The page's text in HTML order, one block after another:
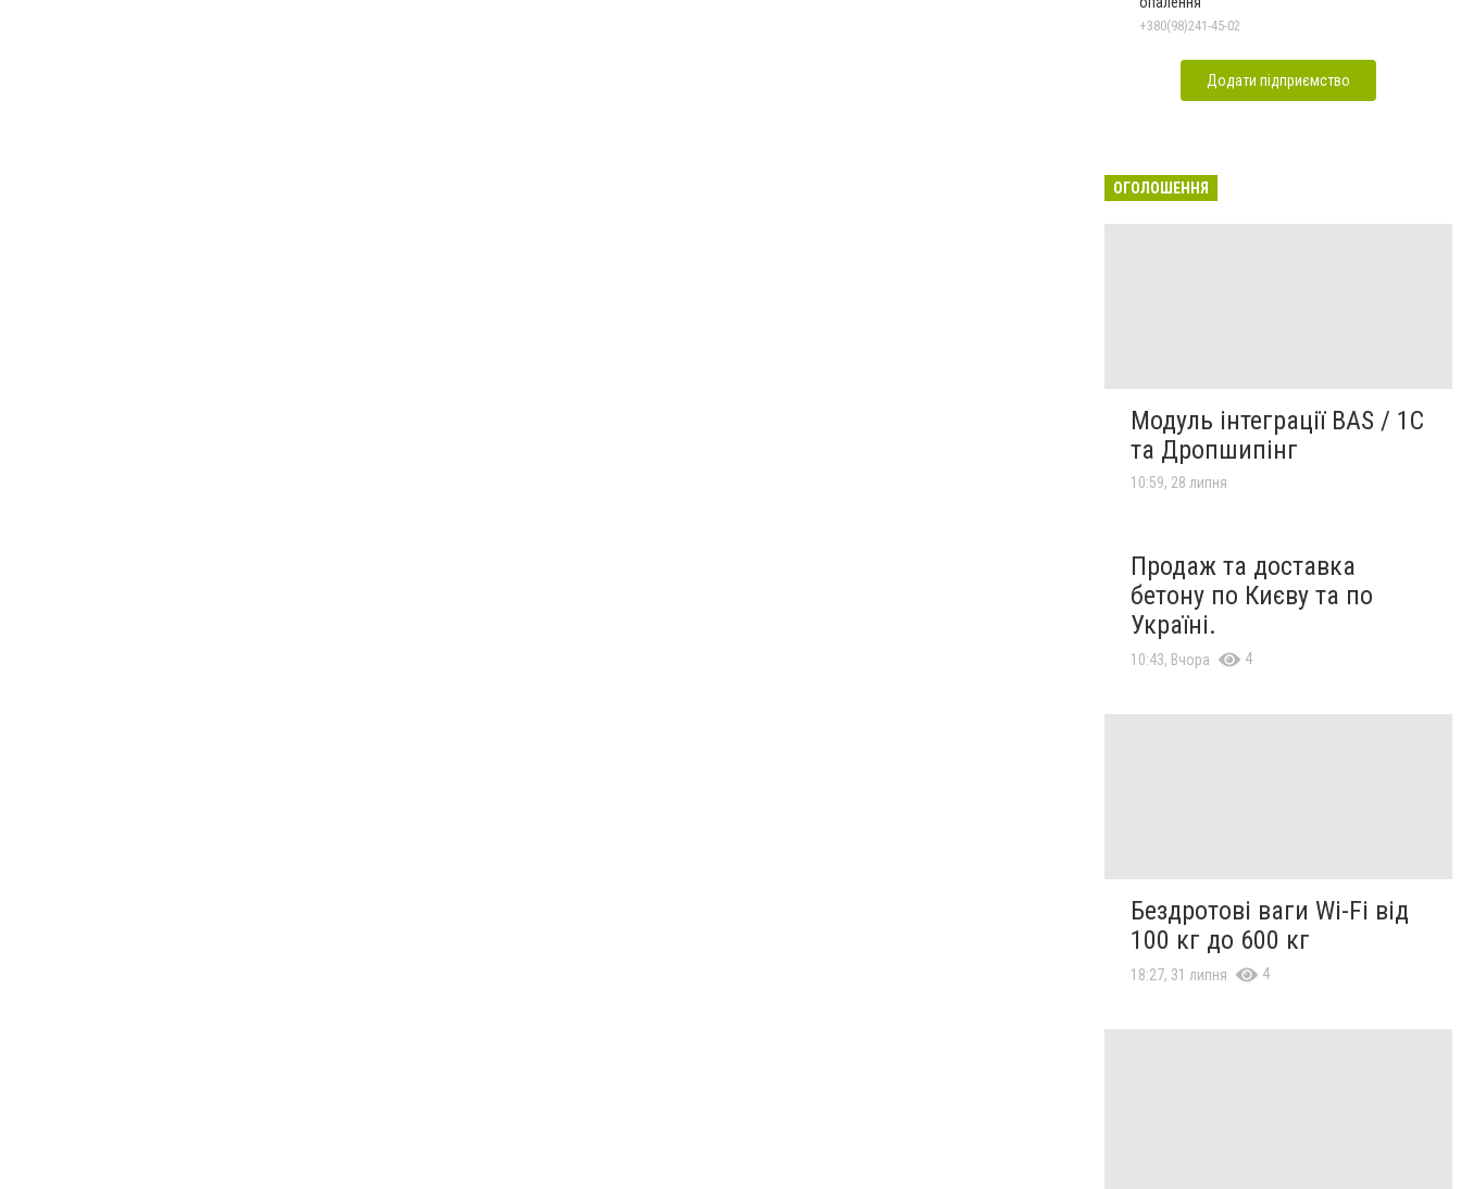
+380(98)241-45-02
Додати підприємство
ОГОЛОШЕННЯ
Модуль інтеграції BAS / 1C
та Дропшипінг
10:59, 28 липня
Продаж та доставка
бетону по Києву та по
Україні.
10:43, Вчора 4
Бездротові ваги Wi-Fi від
100 кг до 600 кг
18:27, 31 липня 4